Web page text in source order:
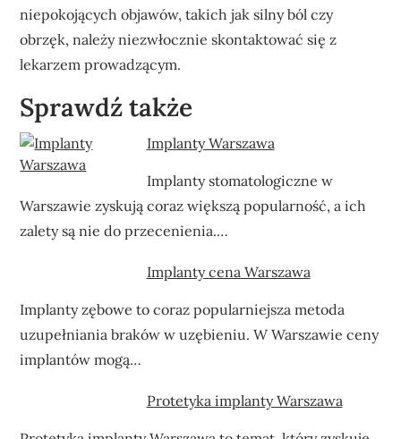
niepokojących objawów, takich jak silny ból czy
obrzęk, należy niezwłocznie skontaktować się z
lekarzem prowadzącym.
Sprawdź także
Implanty Warszawa
Implanty stomatologiczne w
Warszawie zyskują coraz większą popularność, a ich
zalety są nie do przecenienia.…
Implanty cena Warszawa
Implanty zębowe to coraz popularniejsza metoda
uzupełniania braków w uzębieniu. W Warszawie ceny
implantów mogą…
Protetyka implanty Warszawa